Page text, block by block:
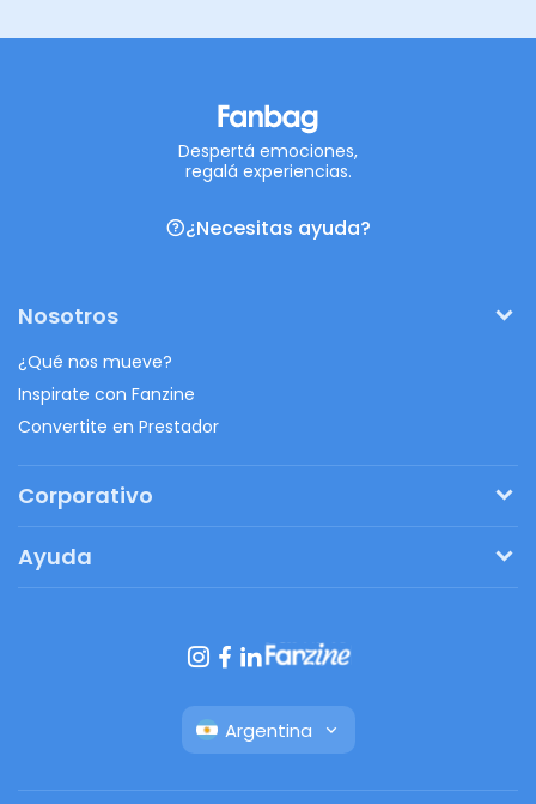
Despertá emociones,
regalá experiencias.
¿Necesitas ayuda?
Nosotros
¿Qué nos mueve?
Inspirate con Fanzine
Convertite en Prestador
Corporativo
Regalos originales
Ayuda
Botón de arrepentimiento
Argentina